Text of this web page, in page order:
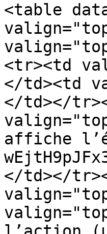
<table
<tr><td
</td><td
</td></
affiche
</td></